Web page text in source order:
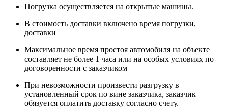
Погрузка осуществляется на открытые машины.
В стоимость доставки включено время погрузки,
доставки
Максимальное время простоя автомобиля на объекте
составляет не более 1 часа или на особых условиях по
договоренности с заказчиком
При невозможности произвести разгрузку в
установленный срок по вине заказчика, заказчик
обязуется оплатить доставку согласно счету.